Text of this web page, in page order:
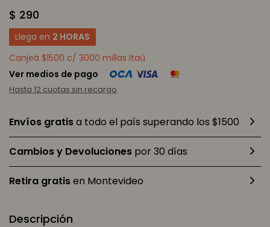
$ 290
Canjeá $1500 c/ 3000 millas Itaú
Llega en 2 HORAS
Ver medios de pago
Hasta 12 cuotas sin recargo
Envíos gratisa todo el país superando los $1500
Cambios y Devoluciones por 30 días
Retira gratisen Montevideo
Descripción